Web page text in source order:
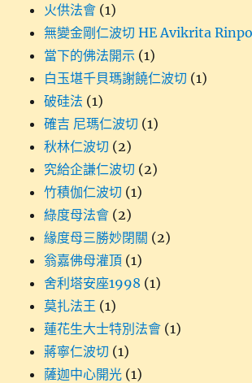
火供法會 (1)
無變金剛仁波切 HE Avikrita
當下的佛法開示 (1)
白玉堪千貝瑪謝饒仁波切 (1)
破硅法 (1)
確吉 尼瑪仁波切 (1)
秋林仁波切 (2)
究給企謙仁波切 (2)
竹積伽仁波切 (1)
綠度母法會 (2)
緣度母三勝妙閉關 (2)
翁嘉佛母灌頂 (1)
舍利塔安座1998 (1)
莫扎法王 (1)
蓮花生大士特別法會 (1)
蔣寧仁波切 (1)
薩迦中心開光 (1)